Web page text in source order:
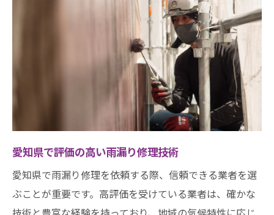
愛知県で評価の高い雨漏り修理技術
愛知県で雨漏り修理を依頼する際、信頼できる業者を選
ぶことが重要です。高評価を受けている業者は、確かな